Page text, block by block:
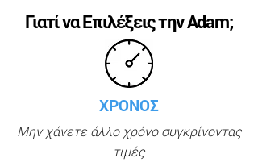
Γιατί να Επιλέξεις την Adam;
ΧΡΟΝΟΣ
Μην χάνετε άλλο χρόνο συγκρίνοντας
τιμές